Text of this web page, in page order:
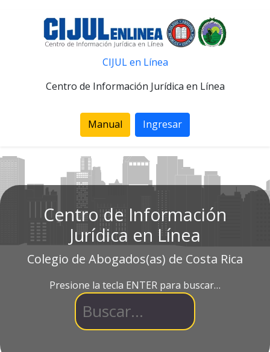
CIJUL en Línea
Centro de Información Jurídica en Línea
Manual Ingresar
Centro de Información
Jurídica en Línea
Colegio de Abogados(as) de Costa Rica
Presione la tecla ENTER para buscar…